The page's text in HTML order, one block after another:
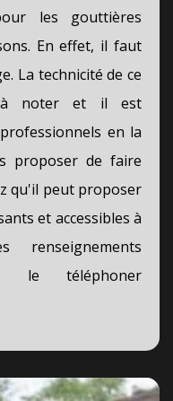
les gouttières
En effet, il faut
La technicité de ce
à noter et il est
en la
proposer de faire
qu'il peut proposer
et accessibles à
le téléphoner